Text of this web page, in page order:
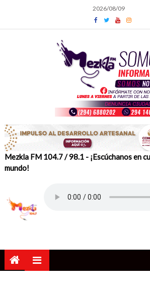
content
2026/08/09
Mezkla FM 104.7 / 98.1 - ¡Escúchanos en
mundo!